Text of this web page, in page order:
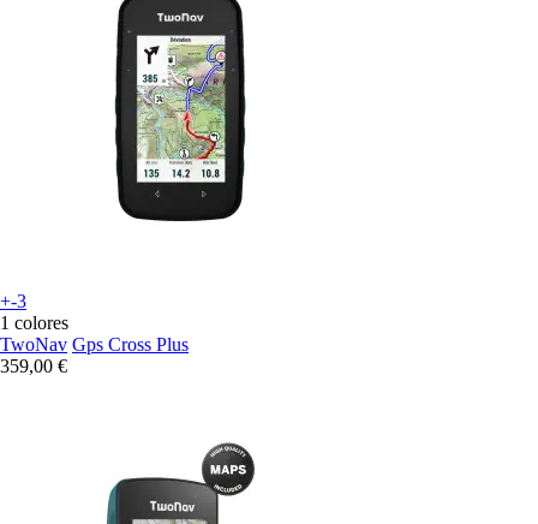
+-3
1 colores
TwoNav Gps Cross Plus
359,00 €